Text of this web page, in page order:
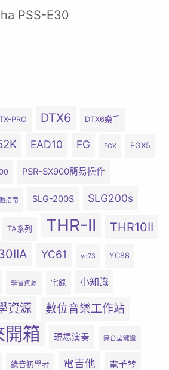
PSS-E30
PRO DTX6 DTX6樂手
EAD10 FG FGX FGX5
PSR-SX900簡易操作
指南 SLG-200S SLG200s
TA系列 THR-II THR10II
YC61 yc73 YC88
學習資源 宅錄 小知識
資源 數位音樂工作站
開箱 現場演奏 舞台型鍵盤
錄音初學者 電吉他 電子琴